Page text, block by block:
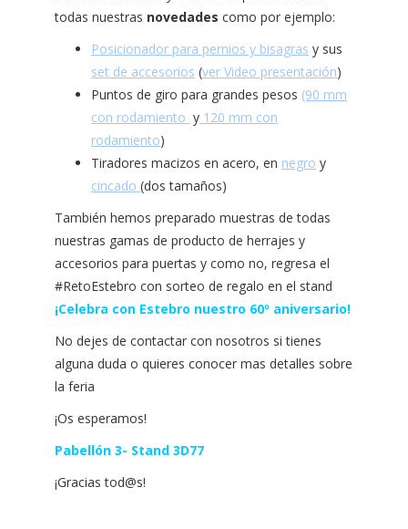
todas nuestras novedades como por ejemplo:
Posicionador para pernios y bisagras y sus
set de accesorios (ver Video presentación)
Puntos de giro para grandes pesos (90 mm
con rodamiento y 120 mm con
rodamiento)
Tiradores macizos en acero, en negro y
cincado (dos tamaños)
También hemos preparado muestras de todas
nuestras gamas de producto de herrajes y
accesorios para puertas y como no, regresa el
#RetoEstebro con sorteo de regalo en el stand
¡Celebra con Estebro nuestro 60º aniversario!
No dejes de contactar con nosotros si tienes
alguna duda o quieres conocer mas detalles sobre
la feria
¡Os esperamos!
Pabellón 3- Stand 3D77
¡Gracias tod@s!